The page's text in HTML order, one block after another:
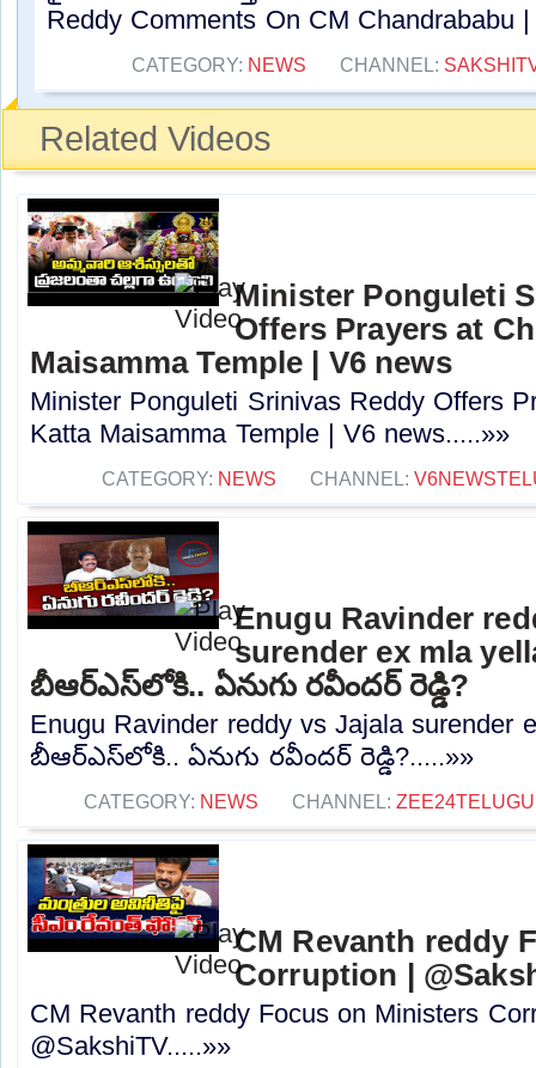
Reddy Comments On CM Chandrababu
CATEGORY: NEWS CHANNEL:
Related Videos
Minister Ponguleti
Offers Prayers at
Maisamma Temple | V6 news
Minister Ponguleti Srinivas Reddy Offers
Katta Maisamma Temple | V6 news.....»»
CATEGORY: NEWS CHANNEL:
Enugu Ravinder
surender ex mla
బీఆర్ఎస్‌లోకి.. ఏనుగు రవీందర్ రెడ్డి?
Enugu Ravinder reddy vs Jajala surender
బీఆర్ఎస్‌లోకి.. ఏనుగు రవీందర్ రెడ్డి?.....»»
CATEGORY: NEWS CHANNEL:
CM Revanth reddy
Corruption |
CM Revanth reddy Focus on Ministers
@SakshiTV.....»»